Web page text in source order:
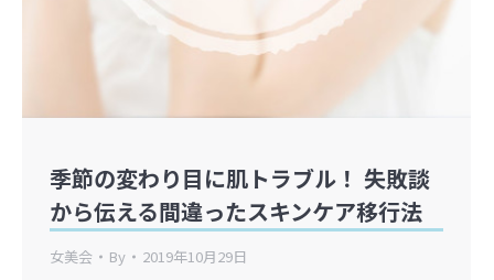
季節の変わり目に肌トラブル！ 失敗談
から伝える間違ったスキンケア移行法
女美会 By 2019年10月29日